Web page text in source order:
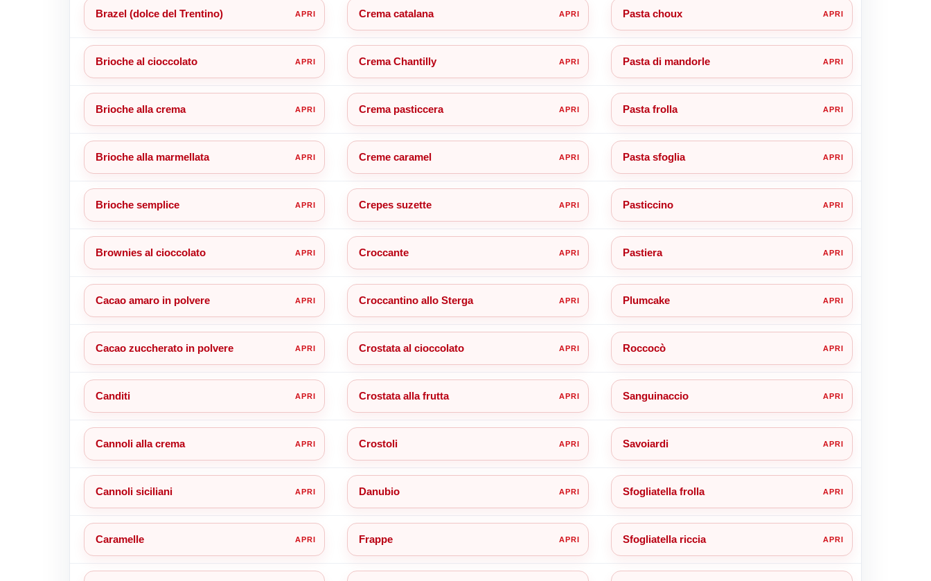
Brazel (dolce del Trentino) Crema catalana Pasta choux
Brioche al cioccolato Crema Chantilly Pasta di mandorle
Brioche alla crema Crema pasticcera Pasta frolla
Brioche alla marmellata Creme caramel Pasta sfoglia
Brioche semplice Crepes suzette Pasticcino
Brownies al cioccolato Croccante Pastiera
Cacao amaro in polvere Croccantino allo Sterga Plumcake
Cacao zuccherato in polvere Crostata al cioccolato Roccocò
Canditi Crostata alla frutta Sanguinaccio
Cannoli alla crema Crostoli Savoiardi
Cannoli siciliani Danubio Sfogliatella frolla
Caramelle Frappe Sfogliatella riccia